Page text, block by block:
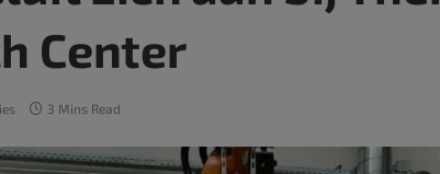
Center
3 Mins Read